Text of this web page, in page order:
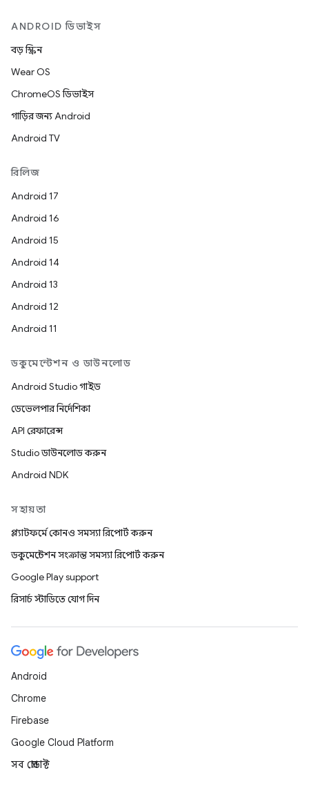
ANDROID ডিভাইস
বড় স্ক্রিন
Wear OS
ChromeOS ডিভাইস
গাড়ির জন্য Android
Android TV
রিলিজ
Android 17
Android 16
Android 15
Android 14
Android 13
Android 12
Android 11
ডকুমেন্টেশন ও ডাউনলোড
Android Studio গাইড
ডেভেলপার নির্দেশিকা
API রেফারেন্স
Studio ডাউনলোড করুন
Android NDK
সহায়তা
প্ল্যাটফর্মে কোনও সমস্যা রিপোর্ট করুন
ডকুমেন্টেশন সংক্রান্ত সমস্যা রিপোর্ট করুন
Google Play support
রিসার্চ স্টাডিতে যোগ দিন
Android
Chrome
Firebase
Google Cloud Platform
সব প্রোডাক্ট